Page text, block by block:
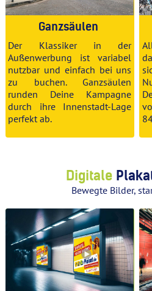
Ganzsäulen
Der Klassiker in der
Außenwerbung ist variabel
nutzbar und einfach bei uns
zu buchen. Ganzsäulen
runden Deine Kampagne
durch ihre Innenstadt-Lage
perfekt ab.
Digitale
Bewegte Bilder,